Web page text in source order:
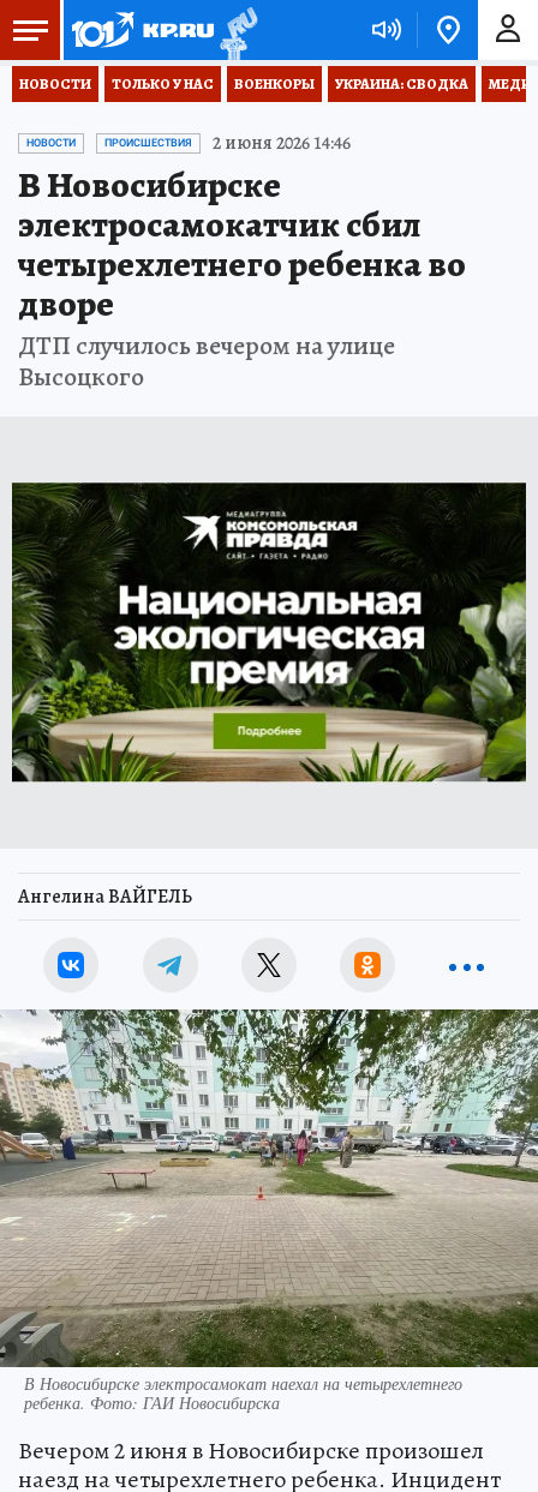
НОВОСТИ ТОЛЬКО У НАС ВОЕНКОРЫ УКРАИНА: СВОДКА
НОВОСТИ ПРОИСШЕСТВИЯ 2 июня 2026 14:46
В Новосибирске
электросамокатчик сбил
четырехлетнего ребенка во
дворе
ДТП случилось вечером на улице
Высоцкого
Ангелина ВАЙГЕЛЬ
В Новосибирске электросамокат наехал на четырехлетнего
ребенка. Фото: ГАИ Новосибирска
Вечером 2 июня в Новосибирске произошел
наезд на четырехлетнего ребенка. Инцидент